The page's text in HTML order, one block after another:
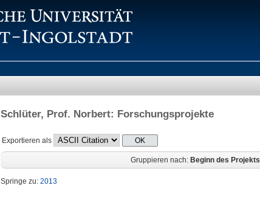
Schlüter, Prof. Norbert: Forschungsprojekte
Exportieren als
Gruppieren nach: Beginn des Projekts
Springe zu: 2013